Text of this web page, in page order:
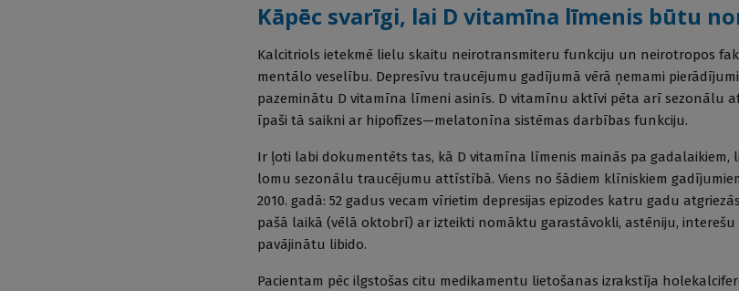
Kāpēc svarīgi, lai D vitamīna līmenis būtu
Kalcitriols ietekmē lielu skaitu neirotransmiteru funkciju un neirotropos
mentālo veselību. Depresīvu traucējumu gadījumā vērā ņemami
pazeminātu D vitamīna līmeni asinīs. D vitamīnu aktīvi pēta arī sezonālu
īpaši tā saikni ar hipofīzes—melatonīna sistēmas darbības funkciju.
Ir ļoti labi dokumentēts tas, kā D vitamīna līmenis mainās pa gadalaikiem,
lomu sezonālu traucējumu attīstībā. Viens no šādiem klīniskiem
2010. gadā: 52 gadus vecam vīrietim depresijas epizodes katru gadu
pašā laikā (vēlā oktobrī) ar izteikti nomāktu garastāvokli, astēniju,
pavājinātu libido.
Pacientam pēc ilgstošas citu medikamentu lietošanas izrakstīja